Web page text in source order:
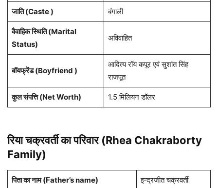
जाति (Caste ) बंगाली
वैवाहिक स्थिति (Marital
Status)
अविवाहित
बॉयफ्रेंड (Boyfriend )
आदित्य रॉय कपूर एवं सुशांत सिंह
राजपूत
कुल संपत्ति (Net Worth) 1.5 मिलियन डॉलर
रिया चक्रवर्तीका परिवार(Rhea Chakraborty
Family)
पिता का नाम (Father’s name) इन्द्रजीत चक्रवर्ती